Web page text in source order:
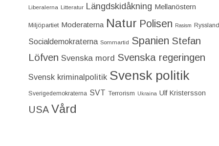
Liberalerna Litteratur Längdskidåkning Mellanöstern
Miljöpartiet Moderaterna Natur Polisen Rasism Ryssland
Socialdemokraterna Sommartid Spanien Stefan
Löfven Svenska mord Svenska regeringen
Svensk kriminalpolitik Svensk politik
Sverigedemokraterna SVT Terrorism Ukraina Ulf Kristersson
USA Vård